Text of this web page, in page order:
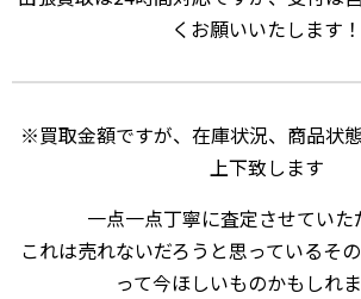
くお願いいたします！
※買取金額ですが、在庫状況、商品状
上下致します
一点一点丁寧に査定させていた
これは売れないだろうと思っているそ
って今ほしいものかもしれ